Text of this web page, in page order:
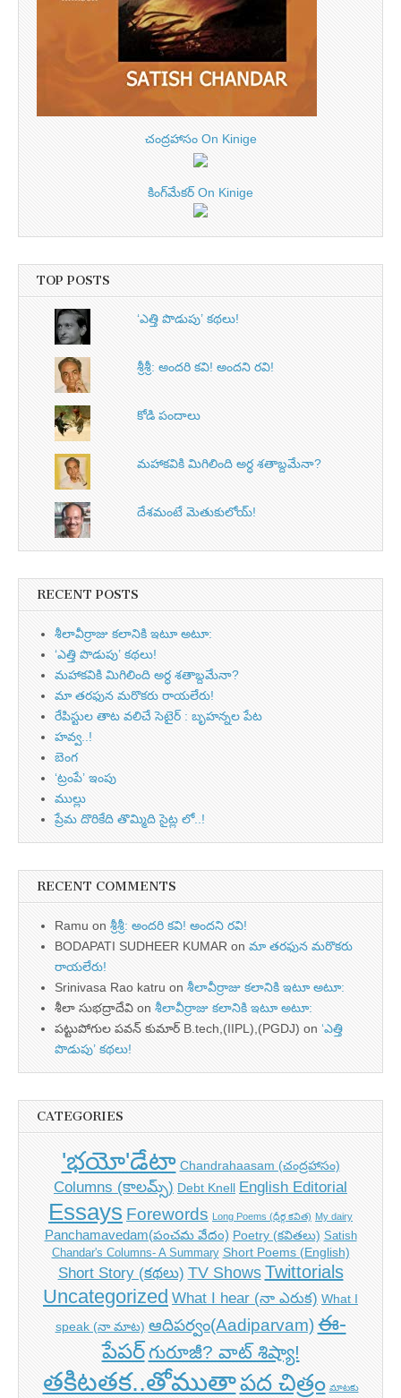
చంద్రహాసం On Kinige
కింగ్‌మేకర్ On Kinige
TOP POSTS
‘ఎత్తి పొడుపు’ కథలు!
శ్రీశ్రీ: అందరి కవి! అందని రవి!
కోడి పందాలు
మహాకవికి మిగిలింది అర్ధ శతాబ్దమేనా?
దేశమంటే మెతుకులోయ్‌!
RECENT POSTS
శీలావీర్రాజు కలానికి ఇటూ అటూ:
‘ఎత్తి పొడుపు’ కథలు!
మహాకవికి మిగిలింది అర్ధ శతాబ్దమేనా?
మా తరఫున మరొకరు రాయలేరు!
రేపిస్టుల తాట వలిచే సెటైర్ : బృహన్నల పేట
హవ్వ..!
బెంగ
‘ట్రంపే’ ఇంపు
ముల్లు
ప్రేమ దొరికేది తొమ్మిది సైట్ల లో..!
RECENT COMMENTS
Ramu on శ్రీశ్రీ: అందరి కవి! అందని రవి!
BODAPATI SUDHEER KUMAR on మా తరఫున మరొకరు
రాయలేరు!
Srinivasa Rao katru on శీలావీర్రాజు కలానికి ఇటూ అటూ:
శీలా సుభద్రాదేవి on శీలావీర్రాజు కలానికి ఇటూ అటూ:
పట్టుపోగుల పవన్ కుమార్ B.tech,(IIPL),(PGDJ) on ‘ఎత్తి
పొడుపు’ కథలు!
CATEGORIES
'భయో'డేటా Chandrahaasam (చంద్రహాసం)
Columns (కాలమ్స్) Debt Knell English Editorial
Essays Forewords Long Poems (ధీర్గ కవిత) My dairy
Panchamavedam(పంచమ వేదం) Poetry (కవితలు) Satish
Chandar's Columns- A Summary Short Poems (English)
Short Story (కథలు) TV Shows Twittorials
Uncategorized What I hear (నా ఎరుక) What I
speak (నా మాట) ఆదిపర్వం(Aadiparvam) ఈ-
పేపర్గురూజీ? వాట్ శిష్యా!
తకిటతక..తోముతాపద చిత్రం మాటకు